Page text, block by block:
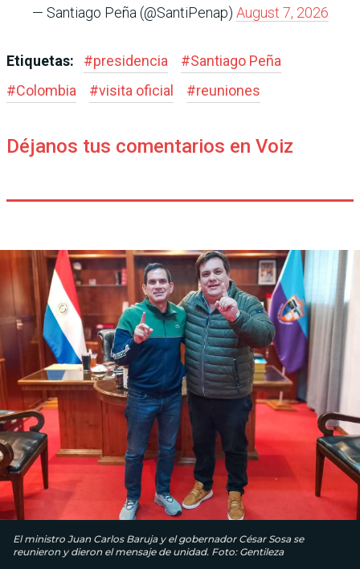
— Santiago Peña (@SantiPenap) August 7, 2026
Etiquetas: #presidencia #Santiago Peña
#Colombia #visita oficial #reuniones
Déjanos tus comentarios en Voiz
El ministro Juan Carlos Baruja y el gobernador César Sosa se
reunieron y dieron el mensaje de unidad. Foto: Gentileza